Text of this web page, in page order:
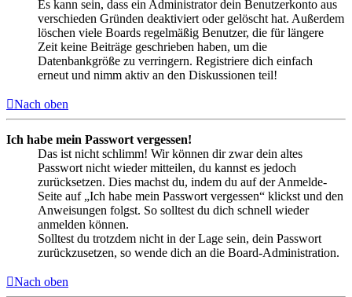
Es kann sein, dass ein Administrator dein Benutzerkonto aus
verschieden Gründen deaktiviert oder gelöscht hat. Außerdem
löschen viele Boards regelmäßig Benutzer, die für längere
Zeit keine Beiträge geschrieben haben, um die
Datenbankgröße zu verringern. Registriere dich einfach
erneut und nimm aktiv an den Diskussionen teil!
Nach oben
Ich habe mein Passwort vergessen!
Das ist nicht schlimm! Wir können dir zwar dein altes
Passwort nicht wieder mitteilen, du kannst es jedoch
zurücksetzen. Dies machst du, indem du auf der Anmelde-
Seite auf „Ich habe mein Passwort vergessen“ klickst und den
Anweisungen folgst. So solltest du dich schnell wieder
anmelden können.
Solltest du trotzdem nicht in der Lage sein, dein Passwort
zurückzusetzen, so wende dich an die Board-Administration.
Nach oben